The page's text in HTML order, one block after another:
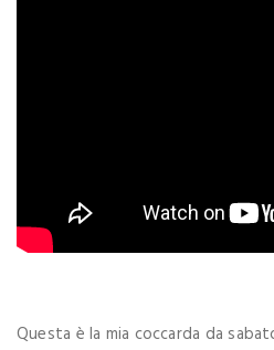
Questa è la mia coccarda da